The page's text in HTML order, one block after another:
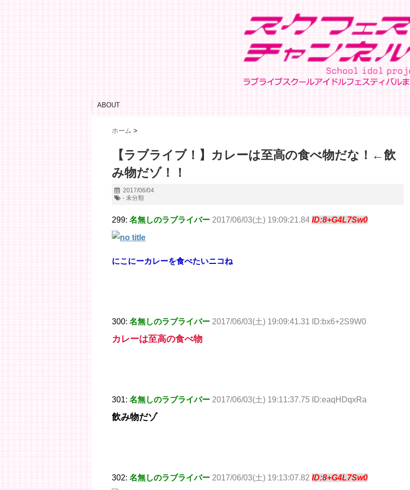
ABOUT
ホーム >
【ラブライブ！】カレーは至高の食べ物だな！←飲
み物だゾ！！
2017/06/04
- 未分類
299: 名無しのラブライバー 2017/06/03(土) 19:09:21.84 ID:8+G4L7Sw0
にこにーカレーを食べたいニコね
300: 名無しのラブライバー 2017/06/03(土) 19:09:41.31 ID:bx6+2S9W0
カレーは至高の食べ物
301: 名無しのラブライバー 2017/06/03(土) 19:11:37.75 ID:eaqHDqxRa
飲み物だゾ
302: 名無しのラブライバー 2017/06/03(土) 19:13:07.82 ID:8+G4L7Sw0